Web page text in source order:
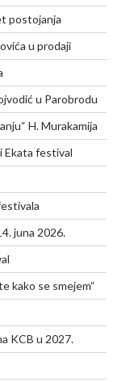
postojanja
u prodaji
u Parobrodu
H. Murakamija
Ekata festival
juna 2026.
kako se smejem“
KCB u 2027.